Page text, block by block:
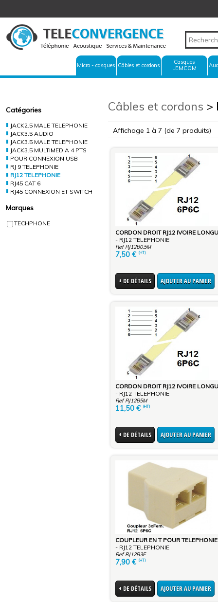
Micro - casques Câbles et cordons
Casques
LEMCOM
Catégories
JACK2.5 MALE TELEPHONIE
JACK3.5 AUDIO
JACK3.5 MALE TELEPHONIE
JACK3.5 MULTIMEDIA 4 PTS
POUR CONNEXION USB
RJ 9 TELEPHONIE
RJ12 TELEPHONIE
RJ45 CAT 6
RJ45 CONNEXION ET SWITCH
Marques
TECHPHONE
Câbles et cordons >
Affichage 1 à 7 (de 7 produits)
- RJ12 TELEPHONIE
Ref RJ12B0.5M
7,50 € (HT)
+ DE DÉTAILS AJOUTER AU PANIER
- RJ12 TELEPHONIE
Ref RJ12B5M
11,50 € (HT)
+ DE DÉTAILS AJOUTER AU PANIER
- RJ12 TELEPHONIE
Ref RJ12B3F
7,90 € (HT)
+ DE DÉTAILS AJOUTER AU PANIER